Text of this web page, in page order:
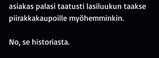
asiakas palasi taatusti lasiluukun taakse
piirakkakaupoille myöhemminkin.
No, se historiasta.